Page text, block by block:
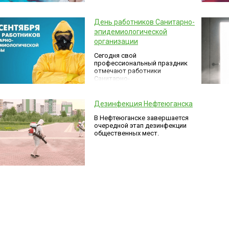
День работников Санитарно-
эпидемиологической
организации
Сегодня свой
профессиональный праздник
отмечают работники
Санитарно-
Дезинфекция Нефтеюганска
В Нефтеюганске завершается
очередной этап дезинфекции
общественных мест.